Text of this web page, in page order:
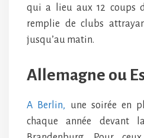
qui a lieu aux 12 coups
remplie de clubs
jusqu’au matin.
Allemagne ou
A Berlin, une soirée en
chaque année devant